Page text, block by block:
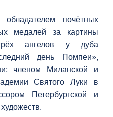
почётных
медалей за картины
ангелов у дуба
день Помпеи»,
членом Миланской и
Святого Луки в
Петербургской и